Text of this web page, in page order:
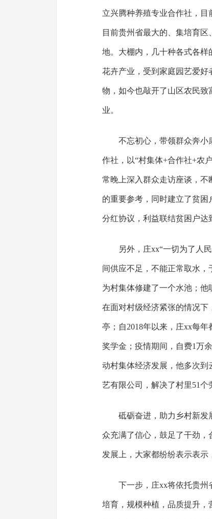
立兴腾种养殖专业合作社，目
目前贵州省最大的、集培育
地。大棚内，几十种各式各
花卉产业，受到家庭园艺爱
物，如今也敲开了山区农民
业。
不忘初心，带领群众奔小
作社，以“村集体+合作社+农
常晚上深入群众走访座谈，
的重要参考，同时建立了贫
分红协议，利益联结贫困户达
另外，庄xx“一切为了人
间供应不足，不能正常取水，
为村集体修建了一个水池；他
在面对村级经济紧张的情况下
亭；自2018年以来，庄xx每
奖学金；疫情期间，自费1万
动村集体经济发展，他多次到
艺有限公司，解决了村里51个
砥砺奋进，助力乡村新发
众充满了信心，鼓足了干劲
发展上，大家都纷纷表示表示
下一步，庄xx将依托贵州
培育，规模种植，品质提升